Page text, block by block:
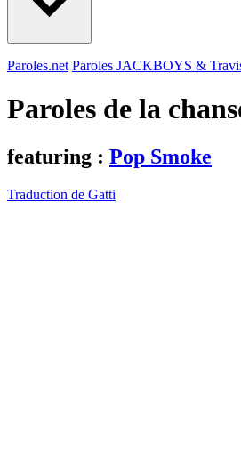
Paroles.net Paroles JACKBOYS &
Paroles de la
featuring : Pop Smoke
Traduction de Gatti